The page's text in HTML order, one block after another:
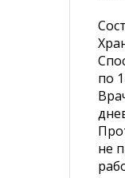
по
не